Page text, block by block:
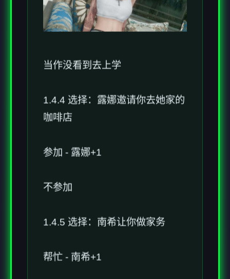
当作没看到去上学
1.4.4 选择：露娜邀请你去她家的
咖啡店
参加 - 露娜+1
不参加
1.4.5 选择：南希让你做家务
帮忙 - 南希+1